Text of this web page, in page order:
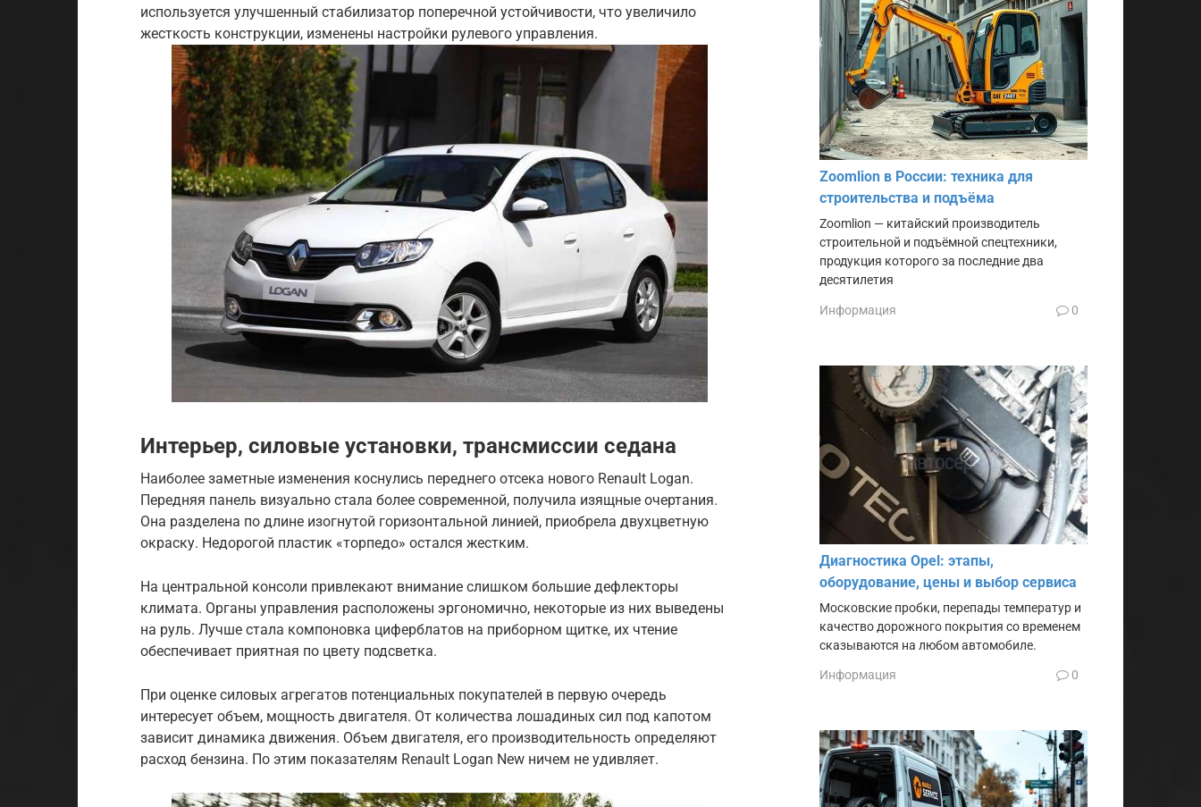
используется улучшенный стабилизатор поперечной устойчивости, что увеличило
жесткость конструкции, изменены настройки рулевого управления.
Интерьер, силовые установки, трансмиссии седана
Наиболее заметные изменения коснулись переднего отсека нового Renault Logan.
Передняя панель визуально стала более современной, получила изящные очертания.
Она разделена по длине изогнутой горизонтальной линией, приобрела двухцветную
окраску. Недорогой пластик «торпедо» остался жестким.
На центральной консоли привлекают внимание слишком большие дефлекторы
климата. Органы управления расположены эргономично, некоторые из них выведены
на руль. Лучше стала компоновка циферблатов на приборном щитке, их чтение
обеспечивает приятная по цвету подсветка.
При оценке силовых агрегатов потенциальных покупателей в первую очередь
интересует объем, мощность двигателя. От количества лошадиных сил под капотом
зависит динамика движения. Объем двигателя, его производительность определяют
расход бензина. По этим показателям Renault Logan New ничем не удивляет.
Zoomlion в России: техника для
строительства и подъёма
Zoomlion — китайский производитель
строительной и подъёмной спецтехники,
продукция которого за последние два
десятилетия
Информация 0
Диагностика Opel: этапы,
оборудование, цены и выбор сервиса
Московские пробки, перепады температур и
качество дорожного покрытия со временем
сказываются на любом автомобиле.
Информация 0